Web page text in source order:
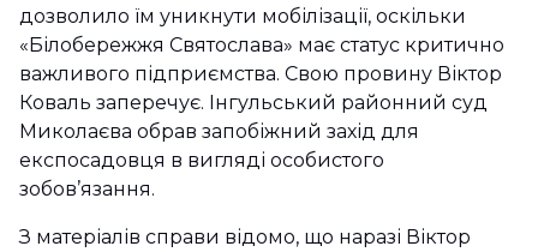
дозволило їм уникнути мобілізації, оскільки
«Білобережжя Святослава» має статус критично
важливого підприємства. Свою провину Віктор
Коваль заперечує. Інгульський районний суд
Миколаєва обрав запобіжний захід для
експосадовця в вигляді особистого
зобов’язання.
З матеріалів справи відомо, що наразі Віктор